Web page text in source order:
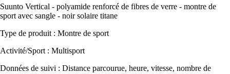
Suunto Vertical - polyamide renforcé de fibres de verre - montre de
sport avec sangle - noir solaire titane
Type de produit : Montre de sport
Activité/Sport : Multisport
Données de suivi : Distance parcourue, heure, vitesse, nombre de